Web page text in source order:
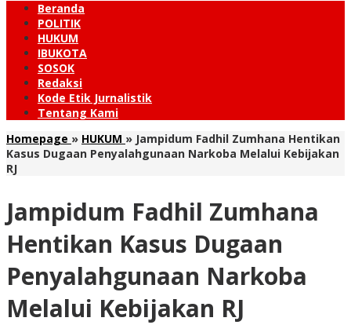
Beranda
POLITIK
HUKUM
IBUKOTA
SOSOK
Redaksi
Kode Etik Jurnalistik
Tentang Kami
Homepage » HUKUM » Jampidum Fadhil Zumhana Hentikan
Kasus Dugaan Penyalahgunaan Narkoba Melalui Kebijakan
RJ
Jampidum Fadhil Zumhana
Hentikan Kasus Dugaan
Penyalahgunaan Narkoba
Melalui Kebijakan RJ